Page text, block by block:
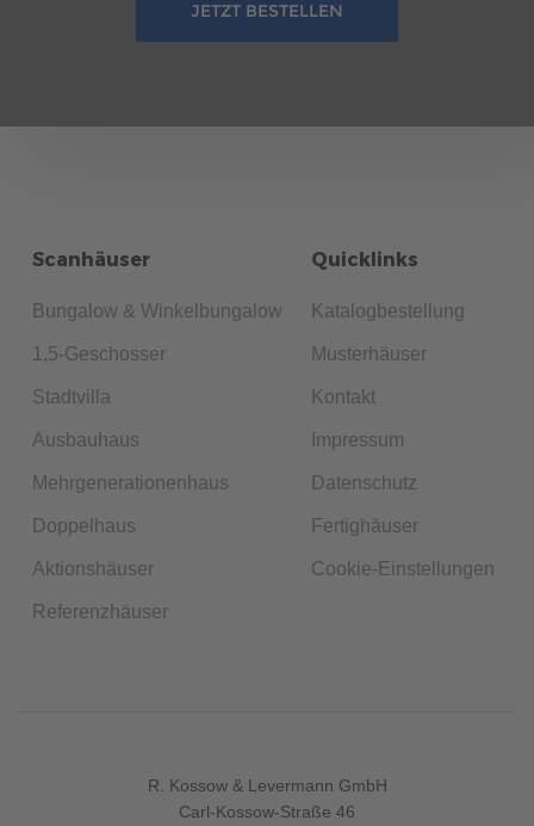
JETZT BESTELLEN
Scanhäuser
Bungalow & Winkelbungalow
1,5-Geschosser
Stadtvilla
Ausbauhaus
Mehrgenerationenhaus
Doppelhaus
Aktionshäuser
Referenzhäuser
Quicklinks
Katalogbestellung
Musterhäuser
Kontakt
Impressum
Datenschutz
Fertighäuser
Cookie-Einstellungen
R. Kossow & Levermann GmbH
Carl-Kossow-Straße 46